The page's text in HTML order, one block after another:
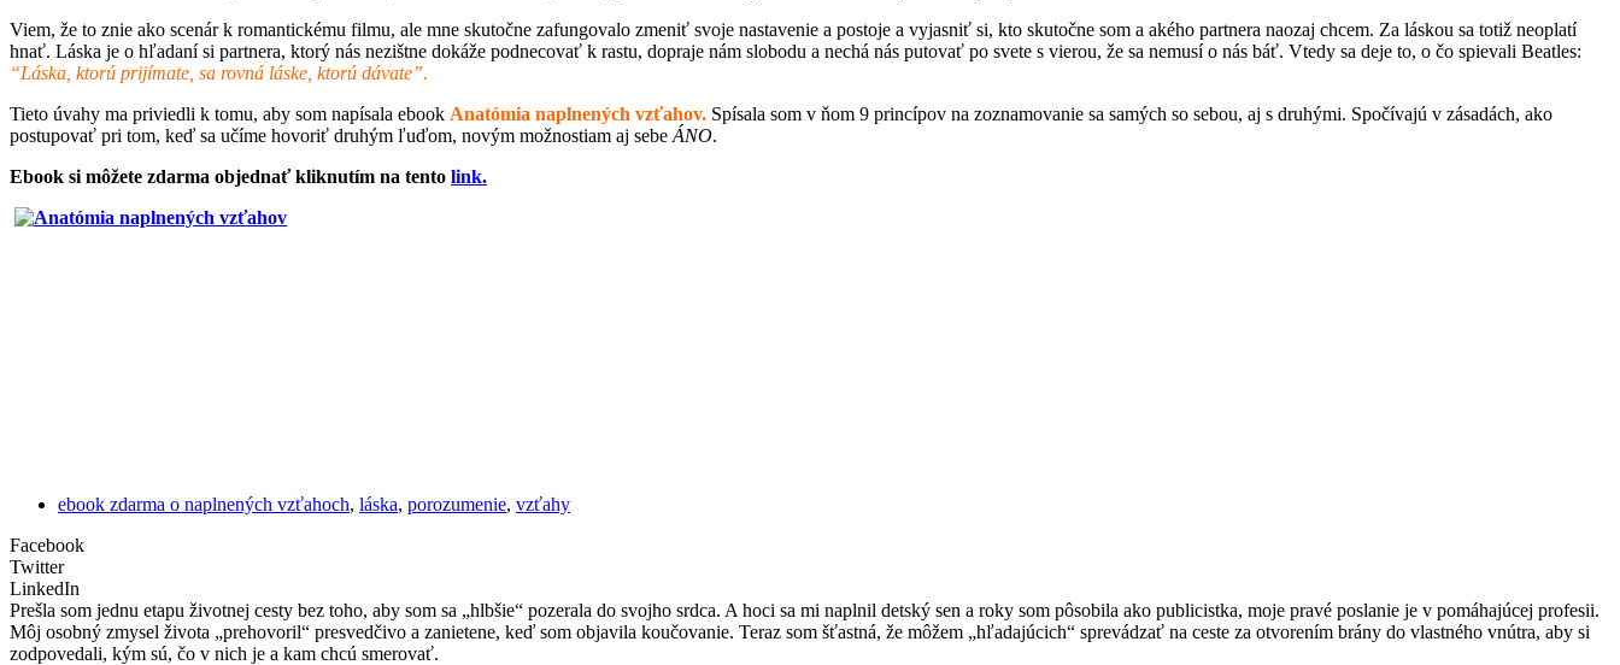
Viem, že to znie ako scenár k romantickému filmu, ale mne skutočne zafungovalo zmeniť svoje nastavenie a postoje a vyjasniť si, kto skutočne som a akého partnera naozaj chcem. Za láskou sa totiž neoplatí
hnať. Láska je o hľadaní si partnera, ktorý nás nezištne dokáže podnecovať k rastu, dopraje nám slobodu a nechá nás putovať po svete s vierou, že sa nemusí o nás báť. Vtedy sa deje to, o čo spievali Beatles:
“Láska, ktorú prijímate, sa rovná láske, ktorú dávate”.
Tieto úvahy ma priviedli k tomu, aby som napísala ebook Anatómia naplnených vzťahov. Spísala som v ňom 9 princípov na zoznamovanie sa samých so sebou, aj s druhými. Spočívajú v zásadách, ako
postupovať pri tom, keď sa učíme hovoriť druhým ľuďom, novým možnostiam aj sebe ÁNO.
Ebook si môžete zdarma objednať kliknutím na tento link.
ebook zdarma o naplnených vzťahoch, láska, porozumenie, vzťahy
Facebook
Twitter
LinkedIn
Prešla som jednu etapu životnej cesty bez toho, aby som sa „hlbšie“ pozerala do svojho srdca. A hoci sa mi naplnil detský sen a roky som pôsobila ako publicistka, moje pravé poslanie je v pomáhajúcej profesii.
Môj osobný zmysel života „prehovoril“ presvedčivo a zanietene, keď som objavila koučovanie. Teraz som šťastná, že môžem „hľadajúcich“ sprevádzať na ceste za otvorením brány do vlastného vnútra, aby si
zodpovedali, kým sú, čo v nich je a kam chcú smerovať.